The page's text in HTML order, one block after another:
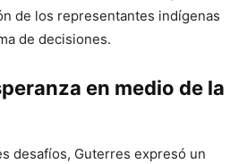
de los representantes indígenas
de decisiones.
en medio de la
desafíos, Guterres expresó un